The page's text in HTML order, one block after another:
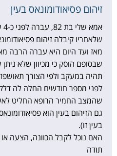
זיהום פסיאודומונאס בעין
שלאחריו קיבלה זיהום
מאז ועד היום היא עברה הרבה
שבסופם הוסק כי מכיוון שלא
תהיה במעקב ולפי הצורך תאושפז
לפני מספר חודשים החלה לה
שהמצב החמיר הרופא החליט
גם הזיהום בעין הוא
בעין זו).
האם נוכל לקבל הכוונה, הצעה
תודה